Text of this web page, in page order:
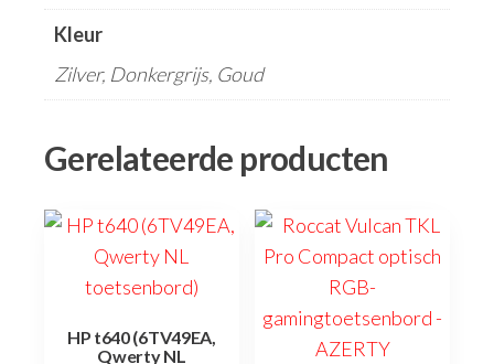
Kleur
Zilver, Donkergrijs, Goud
Gerelateerde producten
HP t640 (6TV49EA,
Qwerty NL